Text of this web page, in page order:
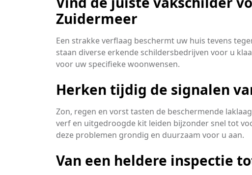
Zuidermeer
Een strakke verflaag beschermt uw huis tevens
staan diverse erkende schildersbedrijven voor u
voor uw specifieke woonwensen.
Herken tijdig de signalen
Zon, regen en vorst tasten de beschermende
verf en uitgedroogde kit leiden bijzonder snel tot
deze problemen grondig en duurzaam voor u aan.
Van een heldere inspectie